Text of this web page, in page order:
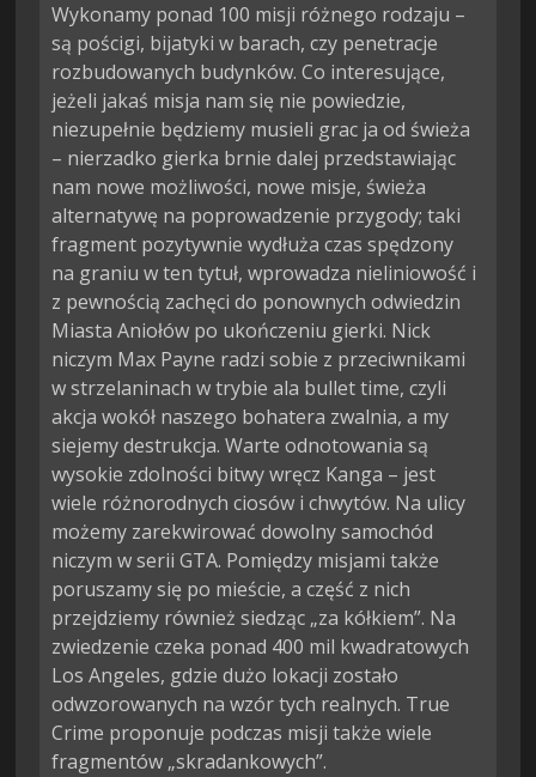
Wykonamy ponad 100 misji różnego rodzaju –
są pościgi, bijatyki w barach, czy penetracje
rozbudowanych budynków. Co interesujące,
jeżeli jakaś misja nam się nie powiedzie,
niezupełnie będziemy musieli grac ja od świeża
– nierzadko gierka brnie dalej przedstawiając
nam nowe możliwości, nowe misje, świeża
alternatywę na poprowadzenie przygody; taki
fragment pozytywnie wydłuża czas spędzony
na graniu w ten tytuł, wprowadza nieliniowość i
z pewnością zachęci do ponownych odwiedzin
Miasta Aniołów po ukończeniu gierki. Nick
niczym Max Payne radzi sobie z przeciwnikami
w strzelaninach w trybie ala bullet time, czyli
akcja wokół naszego bohatera zwalnia, a my
siejemy destrukcja. Warte odnotowania są
wysokie zdolności bitwy wręcz Kanga – jest
wiele różnorodnych ciosów i chwytów. Na ulicy
możemy zarekwirować dowolny samochód
niczym w serii GTA. Pomiędzy misjami także
poruszamy się po mieście, a część z nich
przejdziemy również siedząc „za kółkiem”. Na
zwiedzenie czeka ponad 400 mil kwadratowych
Los Angeles, gdzie dużo lokacji zostało
odwzorowanych na wzór tych realnych. True
Crime proponuje podczas misji także wiele
fragmentów „skradankowych”.